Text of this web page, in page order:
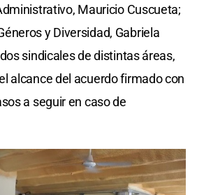
Mauricio Cuscueta;
y Diversidad, Gabriela
sindicales de distintas áreas,
alcance del acuerdo firmado con
a seguir en caso de